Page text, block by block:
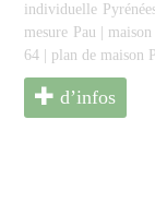
individuelle
mesure Pau
64
plan de maison
d’infos